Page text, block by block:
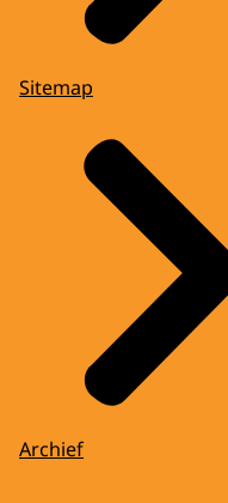
Sitemap
Archief